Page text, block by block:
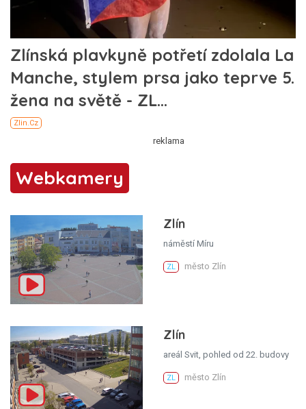
Webkamery
Zlín
náměstí Míru
ZL město Zlín
Zlín
areál Svit, pohled od 22. budovy
ZL město Zlín